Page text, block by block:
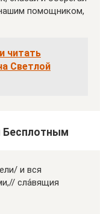
помощником,
читать
Светлой
Бесплотным
и вся
сла́вящия